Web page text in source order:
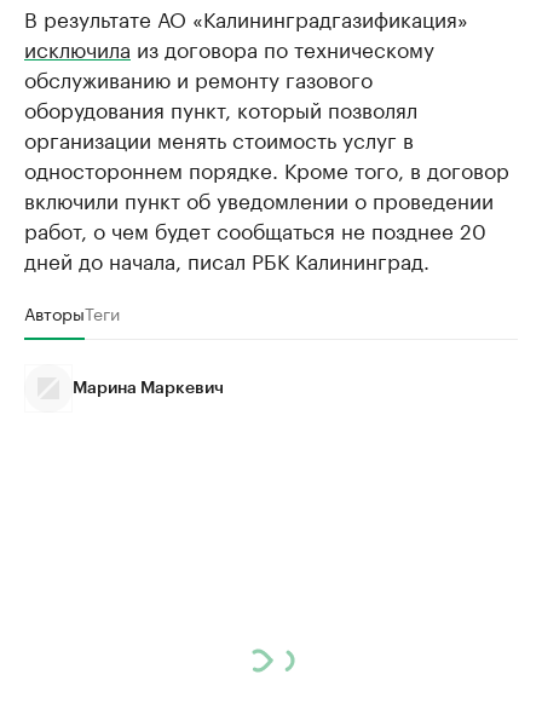
В результате АО «Калининградгазификация»
исключила из договора по техническому
обслуживанию и ремонту газового
оборудования пункт, который позволял
организации менять стоимость услуг в
одностороннем порядке. Кроме того, в договор
включили пункт об уведомлении о проведении
работ, о чем будет сообщаться не позднее 20
дней до начала, писал РБК Калининград.
АвторыТеги
Марина Маркевич